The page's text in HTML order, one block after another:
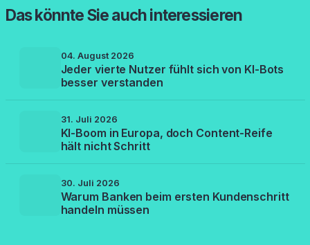
Das könnte Sie auch interessieren
04. August 2026
Jeder vierte Nutzer fühlt sich von KI-Bots
besser verstanden
31. Juli 2026
KI-Boom in Europa, doch Content-Reife
hält nicht Schritt
30. Juli 2026
Warum Banken beim ersten Kundenschritt
handeln müssen